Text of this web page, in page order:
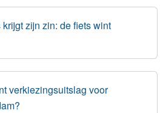
zijn zin: de fiets wint
verkiezingsuitslag voor